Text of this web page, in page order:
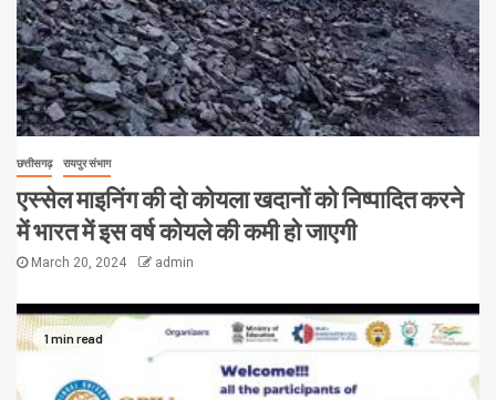
छत्तीसगढ़ रायपुर संभाग
एस्सेल माइनिंग की दो कोयला खदानों को निष्पादित करने
में भारत में इस वर्ष कोयले की कमी हो जाएगी
March 20, 2024 admin
1 min read